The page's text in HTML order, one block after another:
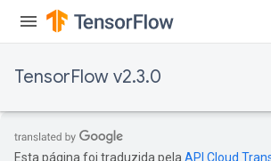
TensorFlow v2.3.0
Esta página foi traduzida pela API Cloud